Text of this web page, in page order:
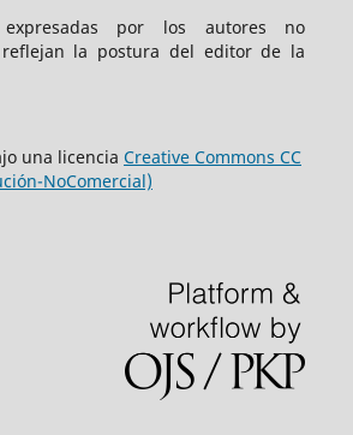
expresadas por los autores no
reflejan la postura del editor de la
una licencia Creative Commons CC
NoComercial)